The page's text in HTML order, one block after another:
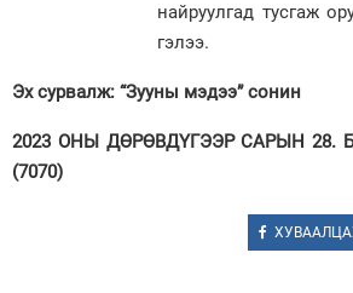
найруулгад тусгаж
гэлээ.
Эх сурвалж: “Зууны мэдээ” сонин
2023 ОНЫ ДӨРӨВДҮГЭЭР САРЫН 28.
(7070)